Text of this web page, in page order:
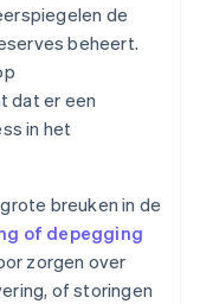
de
beheert.
dat er een
in het
grote breuken in de
of depegging
zorgen over
of storingen